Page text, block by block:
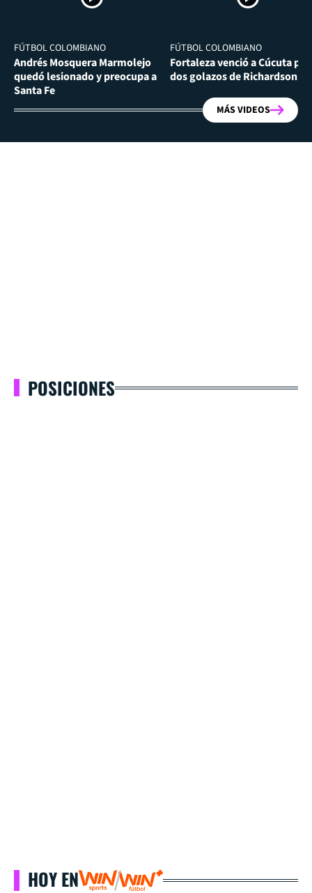
FÚTBOL COLOMBIANO
Andrés Mosquera Marmolejo
quedó lesionado y preocupa a
Santa Fe
FÚTBOL COLOMBIANO
Fortaleza venció a Cúcuta por
dos golazos de Richardson
MÁS VIDEOS
POSICIONES
HOY EN